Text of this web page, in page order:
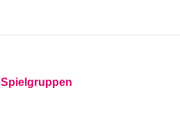
Spielgruppen